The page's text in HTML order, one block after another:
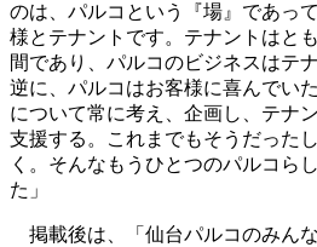
のは、パルコという『場』であっ
様とテナントです。テナントはと
間であり、パルコのビジネスはテ
逆に、パルコはお客様に喜んでい
について常に考え、企画し、テナ
支援する。これまでもそうだった
く。そんなもうひとつのパルコら
た」
掲載後は、「仙台パルコのみん